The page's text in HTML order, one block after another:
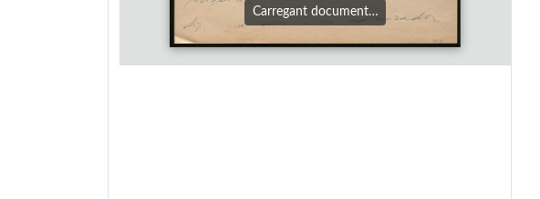
Carregant document…